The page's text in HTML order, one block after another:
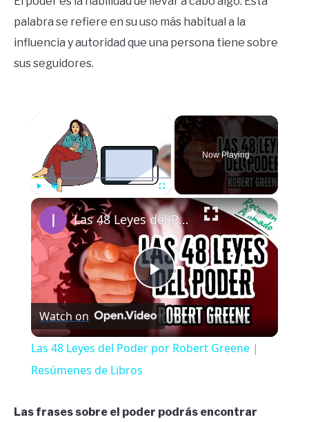
palabra se refiere en su uso más habitual a la
influencia y autoridad que una persona tiene sobre
sus seguidores.
Play Unmute Fullscreen
Now Playing
×
Play
Video
Las 48 Leyes del Poder por Robert Greene | Resúmenes de Libros
Watch on
Las 48 Leyes del Poder por Robert Greene |
Resúmenes de Libros
Las frases sobre el poder podrás encontrar